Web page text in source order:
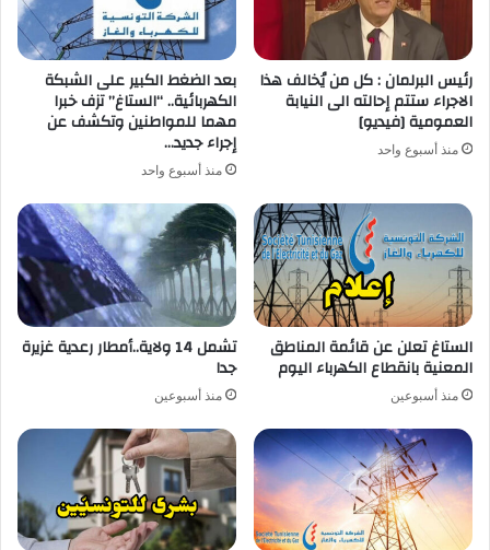
رئيس البرلمان : كل من يُخالف هذا
الاجراء ستتم إحالته الى النيابة
العمومية [فيديو]
منذ أسبوع واحد
بعد الضغط الكبير على الشبكة
الكهربائية.. “الستاغ” تزف خبرا
مهما للمواطنين وتكشف عن
إجراء جديد…
منذ أسبوع واحد
الستاغ تعلن عن قائمة المناطق
المعنية بانقطاع الكهرباء اليوم
منذ أسبوعين
تشمل 14 ولاية..أمطار رعدية غزيرة
جدا
منذ أسبوعين